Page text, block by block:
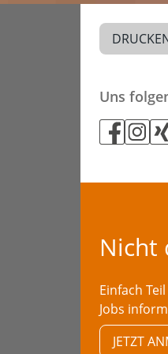
Uns
Nicht
Einfach
Jobs
JETZT